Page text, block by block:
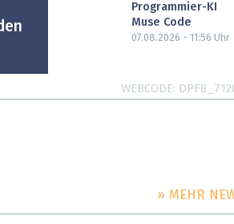
Programmier-KI
Muse Code
07.08.2026 - 11:56 Uhr
WEBCODE
» MEHR